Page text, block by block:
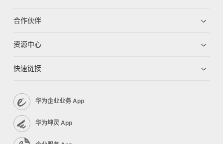
合作伙伴
资源中心
快速链接
华为企业业务 App
华为坤灵 App